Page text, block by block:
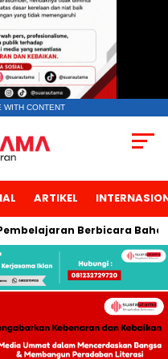
WITH CONTENT
ARTIKEL
Berbicara Bahasa